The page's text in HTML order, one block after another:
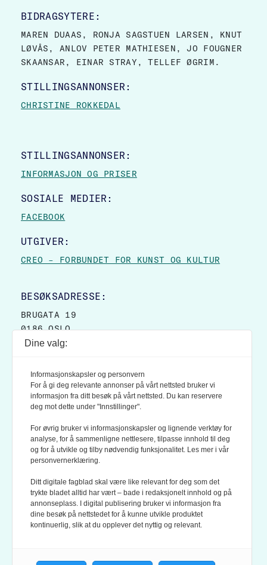
BIDRAGSYTERE:
MAREN DUAAS, RONJA SAGSTUEN LARSEN, KNUT
LØVÅS, ANLOV PETER MATHIESEN, JO FOUGNER
SKAANSAR, EINAR STRAY, TELLEF ØGRIM.
STILLINGSANNONSER:
CHRISTINE ROKKEDAL
STILLINGSANNONSER:
INFORMASJON OG PRISER
SOSIALE MEDIER:
FACEBOOK
UTGIVER:
CREO – FORBUNDET FOR KUNST OG KULTUR
BESØKSADRESSE:
BRUGATA 19
0186 OSLO
POSTBOKS 9007 GRØNLAND
0133 OSLO
LES OGSÅ:
KONTEKSTS PERSONVERN-POLICY
KONTEKST ER MEDLEM AV FAGPRESSEN OG
Dine valg:
Informasjonskapsler og personvern
For å gi deg relevante annonser på vårt nettsted bruker vi
informasjon fra ditt besøk på vårt nettsted. Du kan reservere
deg mot dette under "Innstillinger".
For øvrig bruker vi informasjonskapsler og lignende verktøy for
analyse, for å sammenligne nettlesere, tilpasse innhold til deg
og for å utvikle og tilby nødvendig funksjonalitet. Les mer i vår
personvernerklæring.
Ditt digitale fagblad skal være like relevant for deg som det
trykte bladet alltid har vært – bade i redaksjonelt innhold og på
annonseplass. I digital publisering bruker vi informasjon fra
dine besøk på nettstedet for å kunne utvikle produktet
kontinuerlig, slik at du opplever det nyttig og relevant.